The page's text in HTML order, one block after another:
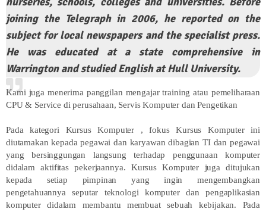
joining the Telegraph in 2006, he reported on the
subject for local newspapers and the specialist press.
He was educated at a state comprehensive in
Warrington and studied English at Hull University.
Kami juga menerima panggilan mengajar training atau pemeliharaan
CPU & Service di perusahaan, Servis Komputer dan Pengetikan
Pada kategori Kursus Komputer , fokus Kursus Komputer ini
diutamakan kepada pegawai dan karyawan dibagian TI dan pegawai
yang bersinggungan langsung terhadap penggunaan komputer
didalam aktifitas pekerjaannya. Kursus Komputer juga ditujukan
kepada setiap pimpinan yang ingin mengembangkan
pengetahuannya seputar teknologi komputer dan pengaplikasian
komputer didalam membantu membuat sebuah kebijakan. Pada